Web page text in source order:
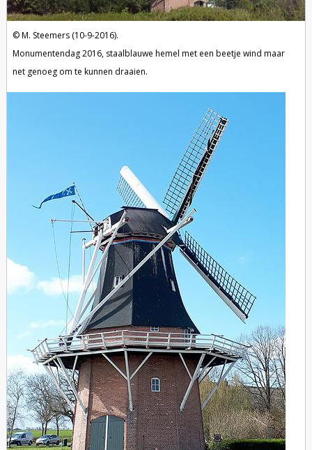
M. Steemers (10-9-2016).
Monumentendag 2016, staalblauwe hemel met een beetje wind maar
net genoeg om te kunnen draaien.